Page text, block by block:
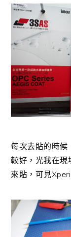
每次去貼的時候
較好，光我在
來貼，可見